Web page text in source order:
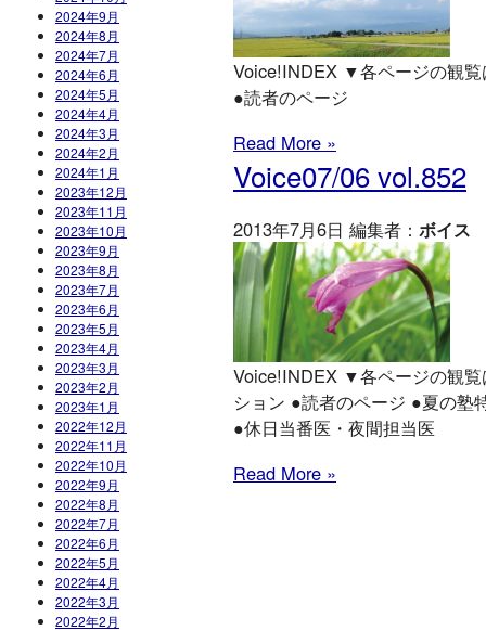
2024年9月
2024年8月
2024年7月
2024年6月
2024年5月
2024年4月
2024年3月
2024年2月
2024年1月
2023年12月
2023年11月
2023年10月
2023年9月
2023年8月
2023年7月
2023年6月
2023年5月
2023年4月
2023年3月
2023年2月
2023年1月
2022年12月
2022年11月
2022年10月
2022年9月
2022年8月
2022年7月
2022年6月
2022年5月
2022年4月
2022年3月
2022年2月
Voice!INDEX ▼各ページの観
●読者のページ
Read More »
Voice07/06 vol.852
2013年7月6日 編集者： ボイス
Voice!INDEX ▼各ページの観
ション ●読者のページ ●夏の塾
●休日当番医・夜間担当医
Read More »